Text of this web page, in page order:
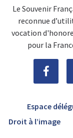
Le Souvenir
reconnue
vocation
pour la
Espace
Droit à l’image